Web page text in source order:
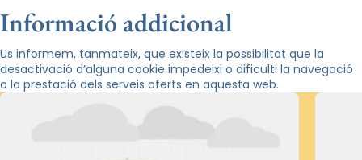
Informació addicional
Us informem, tanmateix, que existeix la possibilitat que la
desactivació d’alguna cookie impedeixi o dificulti la navegació
o la prestació dels serveis oferts en aquesta web.